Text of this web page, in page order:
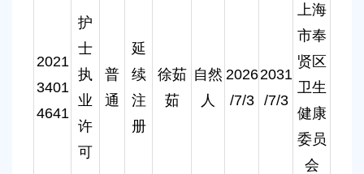
2021
3401
4641
护
士
执
业
许
可
普
通
延
续
注
册
徐茹
茹
自然
人
2026
/7/3
2031
/7/3
上海
市奉
贤区
卫生
健康
委员
会